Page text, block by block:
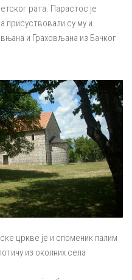
рата. Парастос је
присуствовали су му и
и Граховљана из Бачког
цркве је и споменик палим
из околних села